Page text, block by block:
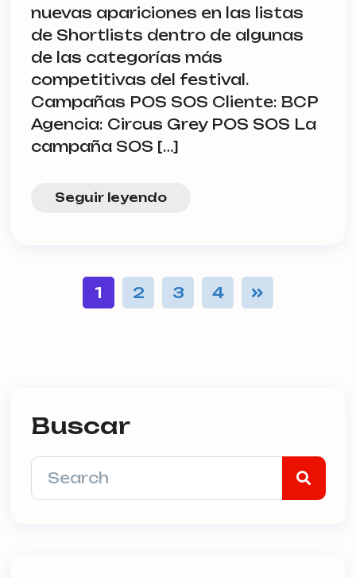
nuevas apariciones en las listas
de Shortlists dentro de algunas
de las categorías más
competitivas del festival.
Campañas POS SOS Cliente: BCP
Agencia: Circus Grey POS SOS La
campaña SOS […]
Seguir leyendo
1 2 3 4
Buscar